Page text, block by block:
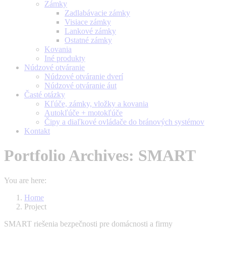
Zámky
Zadlabávacie zámky
Visiace zámky
Lankové zámky
Ostatné zámky
Kovania
Iné produkty
Núdzové otváranie
Núdzové otváranie dverí
Núdzové otváranie áut
Časté otázky
Kľúče, zámky, vložky a kovania
Autokľúče + motokľúče
Čipy a diaľkové ovládače do bránových systémov
Kontakt
Portfolio Archives: SMART
You are here:
Home
Project
SMART riešenia bezpečnosti pre domácnosti a firmy